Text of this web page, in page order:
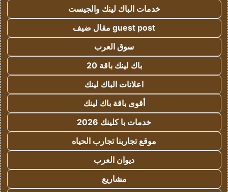
خدمات الباك لينك والجيست
guest post مقال ضيف
سوق العرب
باك لينك باقة 20
اعلانات الباك لينك
أقوى باقة باك لينك
خدمات با كلينك 2026
موقع تجاربنا تجارب الحياه
ديوان العرب
مشاريع